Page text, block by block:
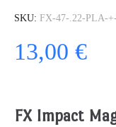
SKU FX-47-.22-PLA-
13,00 €
FX Impact